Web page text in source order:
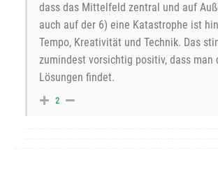
dass das Mittelfeld zentral und auf
auch auf der 6) eine Katastrophe ist
Tempo, Kreativität und Technik. Das
zumindest vorsichtig positiv, dass man
Lösungen findet.
2